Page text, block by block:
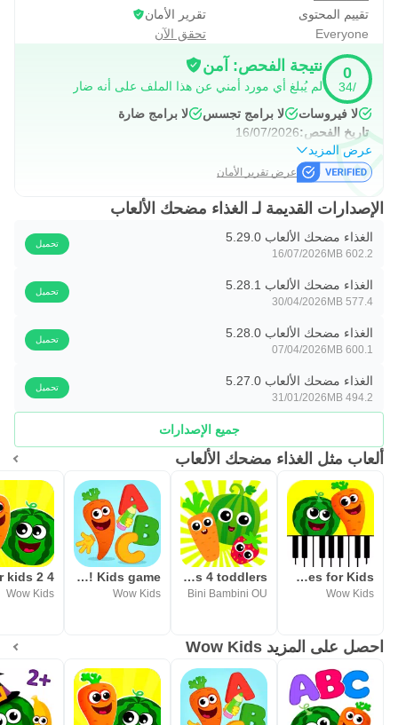
🍇 الشخصيات مسلية مع الكثير من الرسوم المتحركة والتفاعل
🍊 مريحة واجهة بسيطة لمرحلة ما قبل المدرسة من 3 و حتى
🍎 المهارات الأساسية: المنطق, الانتباه, الذاكرة الألعاب للأطفال
الصغار و التفكير, تعلم الألوان والأشكال
سنوات من العمر
🍓 لا حاجة الإنترنت في ألعاب للأطفال الصغار
😉 الغذاء مضحك سوف تصبح مساعد كبير للآباء والأمهات
والأطفال. تلعب هذه الألعاب متعة تساعد الأطفال على أن يصبحوا
🌟عن بركه:🌟
🤗ونحن في تطوير تطبيقات التعلم و الألعاب التعليمية التفاعلية
الاطفال تعلم الحروف الأبجدية, الحروف, الأرقام و الصوتيات.
التطبيقات المساعدة في مرحلة ما قبل المدرسة إلى تطوير
الذاكرة ومدى الانتباه مفردات الكلام, فضلا عن غيرها من
المهارات الأساسية. يتعرض الأطفال والكتابة والحساب من خلال
بناء الألغاز والقيام بسيطة الرياضيات.
☝تطبيقات لدينا لا تحتوي على إعلانات طرف ثالث و تتوافق مع
معايير "مصممة العائلة.
تقييم المحتوى
Everyone
تقرير الأمان
تحقق الآن
0
/34
نتيجة الفحص: آمن
لم يُبلغ أي مورد أمني عن هذا الملف على أنه ضار
لا فيروسات
لا برامج تجسس
لا برامج ضارة
تاريخ الفحص:16/07/2026
عرض المزيد
عرض تقرير الأمان
الإصدارات القديمة لـ الغذاء مضحك الألعاب
الغذاء مضحك الألعاب 5.29.0
602.2 MB
16/07/2026
تحميل
الغذاء مضحك الألعاب 5.28.1
577.4 MB
30/04/2026
تحميل
الغذاء مضحك الألعاب 5.28.0
600.1 MB
07/04/2026
تحميل
الغذاء مضحك الألعاب 5.27.0
494.2 MB
31/01/2026
تحميل
جميع الإصدارات
ألعاب مثل الغذاء مضحك الألعاب
Baby Music Games for Kids!
Wow Kids
Kids Learning games 4 toddlers
Bini Bambini OU
Funny Food Academy! Kids game!
Wow Kids
Wow Kids
احصل على المزيد Wow Kids